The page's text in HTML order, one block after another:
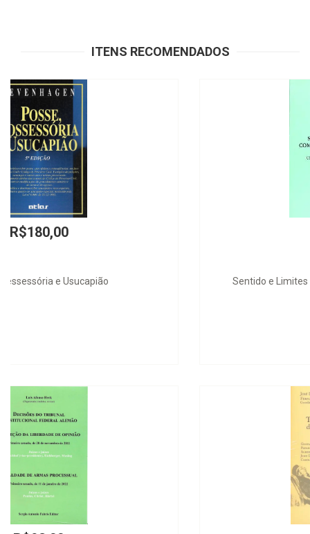
ITENS RECOMENDADOS
Sentido e Limites na Compensação de Aquestos